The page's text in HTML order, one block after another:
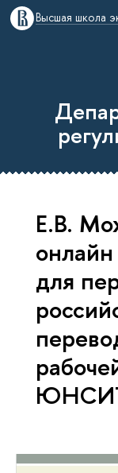
Высшая школа
Е.В.
для